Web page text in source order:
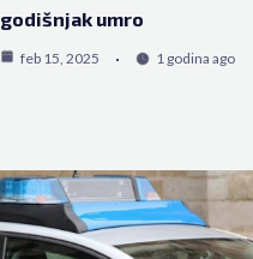
godišnjak umro
feb 15, 2025 1 godina ago